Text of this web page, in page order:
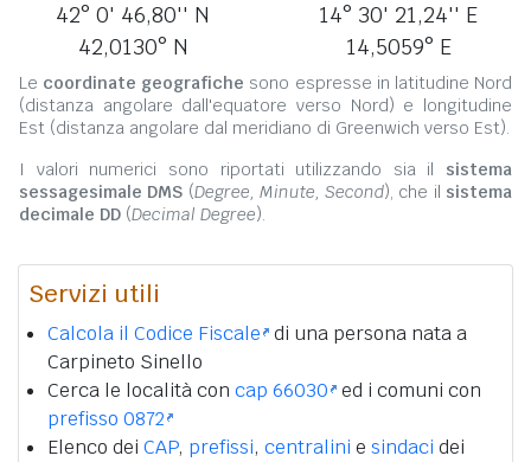
42° 0' 46,80'' N
42,0130° N
14° 30' 21,24'' E
14,5059° E
Le coordinate geografiche sono espresse in latitudine Nord
(distanza angolare dall'equatore verso Nord) e longitudine
Est (distanza angolare dal meridiano di Greenwich verso Est).
I valori numerici sono riportati utilizzando sia il sistema
sessagesimale DMS (Degree, Minute, Second), che il sistema
decimale DD (Decimal Degree).
Servizi utili
Calcola il Codice Fiscale di una persona nata a
Carpineto Sinello
Cerca le località con cap 66030 ed i comuni con
prefisso 0872
Elenco dei CAP, prefissi, centralini e sindaci dei